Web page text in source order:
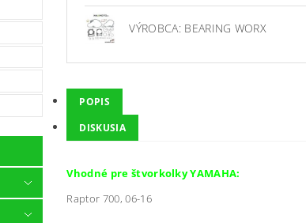
VÝROBCA: BEARING WORX
POPIS
DISKUSIA
Vhodné pre štvorkolky YAMAHA:
Raptor 700, 06-16